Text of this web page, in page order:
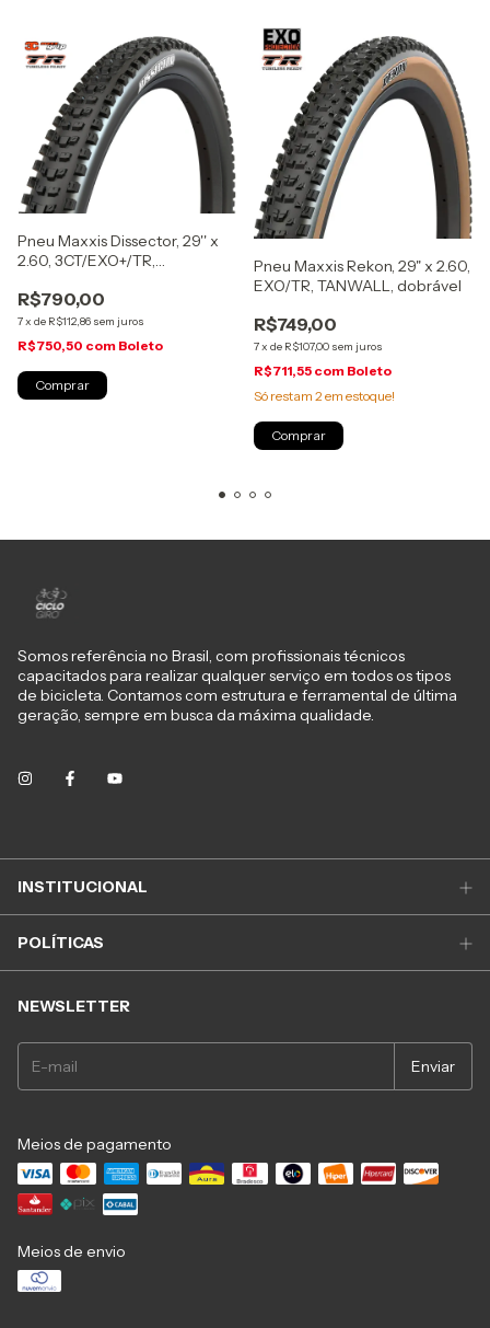
Pneu Maxxis Dissector, 29'' x
2.60, 3CT/EXO+/TR,
R$790,00
7x de R$112,86 sem juros
R$750,50 com Boleto
Pneu Maxxis Rekon, 29" x 2.60,
EXO/TR, TANWALL, dobrável
R$749,00
7x de R$107,00 sem juros
R$711,55 com Boleto
Só restam 2em estoque!
Somos referência no Brasil, com profissionais técnicos
capacitados para realizar qualquer serviço em todos os tipos
de bicicleta. Contamos com estrutura e ferramental de última
geração, sempre em busca da máxima qualidade.
INSTITUCIONAL
POLÍTICAS
NEWSLETTER
Meios de pagamento
Meios de envio